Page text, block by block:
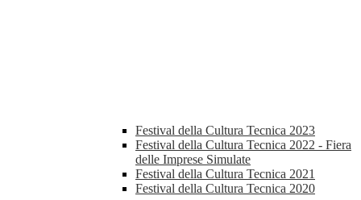
Festival della Cultura Tecnica 2023
Festival della Cultura Tecnica 2022 - Fiera
delle Imprese Simulate
Festival della Cultura Tecnica 2021
Festival della Cultura Tecnica 2020